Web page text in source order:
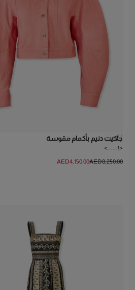
جاكيت دنيم بأكمام مقوسة
<!---->
1 لون
AED‌8,250.00
AED‌4,150.00